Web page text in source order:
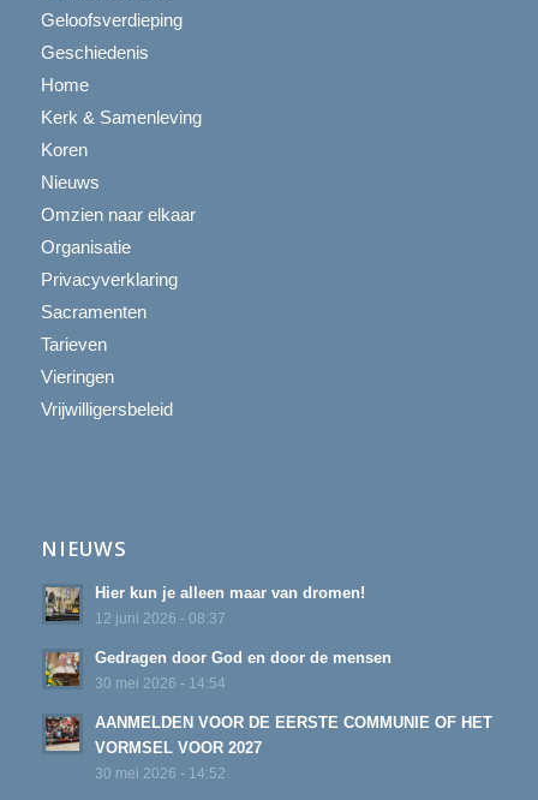
Geloofsverdieping
Geschiedenis
Home
Kerk & Samenleving
Koren
Nieuws
Omzien naar elkaar
Organisatie
Privacyverklaring
Sacramenten
Tarieven
Vieringen
Vrijwilligersbeleid
NIEUWS
Hier kun je alleen maar van dromen!
12 juni 2026 - 08:37
Gedragen door God en door de mensen
30 mei 2026 - 14:54
AANMELDEN VOOR DE EERSTE COMMUNIE OF HET
VORMSEL VOOR 2027
30 mei 2026 - 14:52